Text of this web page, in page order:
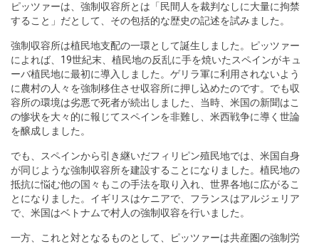
ピッツァーは、強制収容所とは「民間人を裁判なしに大量に拘禁
すること」だとして、その包括的な歴史の記述を試みました。
強制収容所は植民地支配の一環として誕生しました。ピッツァー
によれば、19世紀末、植民地の反乱に手を焼いたスペインがキュ
ーバ植民地に最初に導入しました。ゲリラ軍に利用されないよう
に農村の人々を強制移住させ収容所に押し込めたのです。でも収
容所の環境は劣悪で死者が続出しました、当時、米国の新聞はこ
の惨状を大々的に報じてスペインを非難し、米西戦争に導く世論
を醸成しました。
でも、スペインから引き継いだフィリピン殖民地では、米国自身
が同じような強制収容所を建設することになりました。植民地の
抵抗に悩む他の国々もこの手法を取り入れ、世界各地に広がるこ
とになりました。イギリスはケニアで、フランスはアルジェリア
で、米国はベトナムで村人の強制収容を行いました。
一方、これと対となるものとして、ピッツァーは共産圏の強制労